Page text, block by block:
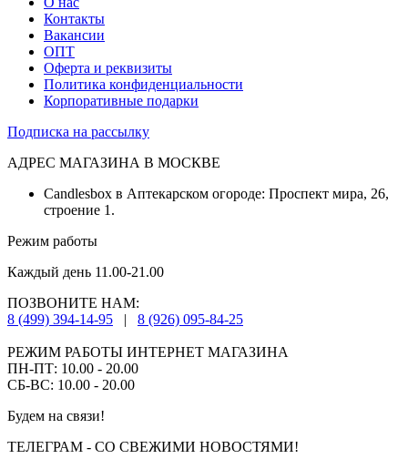
Контакты
Вакансии
ОПТ
Оферта и реквизиты
Политика конфиденциальности
Корпоративные подарки
Подписка на рассылку
АДРЕС МАГАЗИНА В МОСКВЕ
Candlesbox в Аптекарском огороде: Проспект мира, 26,
строение 1.
Режим работы
Каждый день 11.00-21.00
ПОЗВОНИТЕ НАМ:
8 (499) 394-14-95
| 8 (926) 095-84-25
РЕЖИМ РАБОТЫ ИНТЕРНЕТ МАГАЗИНА
ПН-ПТ: 10.00 - 20.00
СБ-ВС: 10.00 - 20.00
Будем на связи!
ТЕЛЕГРАМ - СО СВЕЖИМИ НОВОСТЯМИ!